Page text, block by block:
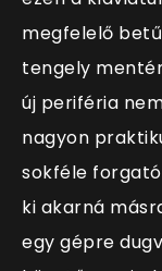
megfelelő
tengely
új periféria
nagyon
sokféle
ki akarná
egy gépre